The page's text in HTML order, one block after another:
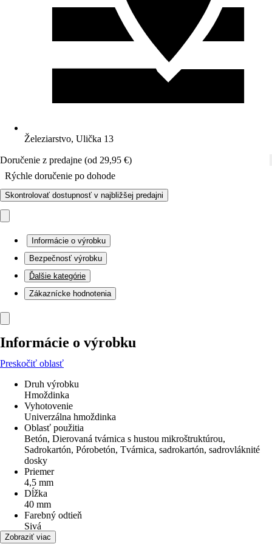
Železiarstvo, Ulička 13
Doručenie z predajne (od 29,95 €)
Rýchle doručenie po dohode
Skontrolovať dostupnosť v najbližšej predajni
Informácie o výrobku
Bezpečnosť výrobku
Ďalšie kategórie
Zákaznícke hodnotenia
Informácie o výrobku
Preskočiť oblasť
Druh výrobku
Hmoždinka
Vyhotovenie
Univerzálna hmoždinka
Oblasť použitia
Betón, Dierovaná tvárnica s hustou mikroštruktúrou,
Sadrokartón, Pórobetón, Tvárnica, sadrokartón, sadrovláknité
dosky
Priemer
4,5 mm
Dĺžka
40 mm
Farebný odtieň
Sivá
Materiál
Zobraziť viac